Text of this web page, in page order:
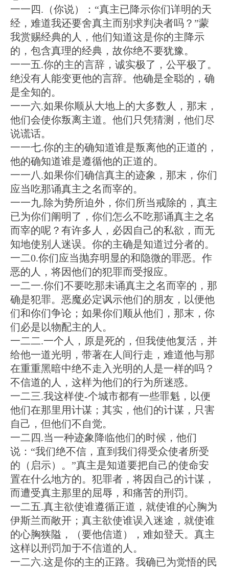
一一四.（你说）：“真主已降示你们详明的天
经，难道我还要舍真主而别求判决者吗？”蒙
我赏赐经典的人，他们知道这是你的主降示
的，包含真理的经典，故你绝不要犹豫。
一一五.你的主的言辞，诚实极了，公平极了。
绝没有人能变更他的言辞。他确是全聪的，确
是全知的。
一一六.如果你顺从大地上的大多数人，那末，
他们会使你叛离主道。他们只凭猜测，他们尽
说谎话。
一一七.你的主的确知道谁是叛离他的正道的，
他的确知道谁是遵循他的正道的。
一一八.如果你们确信真主的迹象，那末，你们
应当吃那诵真主之名而宰的。
一一九.除为势所迫外，你们所当戒除的，真主
已为你们阐明了，你们怎么不吃那诵真主之名
而宰的呢？有许多人，必因自己的私欲，而无
知地使别人迷误。你的主确是知道过分者的。
一二0.你们应当抛弃明显的和隐微的罪恶。作
恶的人，将因他们的犯罪而受报应。
一二一.你们不要吃那未诵真主之名而宰的，那
确是犯罪。恶魔必定讽示他们的朋友，以便他
们和你们争论；如果你们顺从他们，那末，你
们必是以物配主的人。
一二二.一个人，原是死的，但我使他复活，并
给他一道光明，带著在人间行走，难道他与那
在重重黑暗中绝不走入光明的人是一样的吗？
不信道的人，这样为他们的行为所迷惑。
一二三.我这样使-个城市都有一些罪魁，以便
他们在那里用计谋；其实，他们的计谋，只害
自己，但他们不自觉。
一二四.当一种迹象降临他们的时候，他们
说：“我们绝不信，直到我们得受众使者所受
的（启示）。”真主是知道要把自己的使命安
置在什么地方的。犯罪者，将因自己的计谋，
而遭受真主那里的屈辱，和痛苦的刑罚。
一二五.真主欲使谁遵循正道，就使谁的心胸为
伊斯兰而敞开；真主欲使谁误入迷途，就使谁
的心胸狭隘，（要他信道），难如登天。真主
这样以刑罚加于不信道的人。
一二六.这是你的主的正路。我确已为觉悟的民